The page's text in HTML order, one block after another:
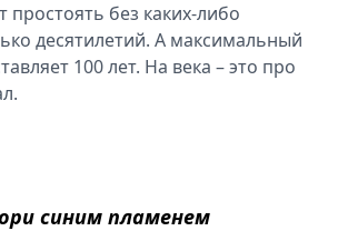
без каких-либо
десятилетий. А максимальный
100 лет. На века – это про
синим пламенем